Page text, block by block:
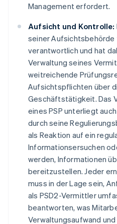
Management erfordert.
Aufsicht und Kontrolle:
seiner Aufsichtsbehörde
verantwortlich und hat
Verwaltung seines
weitreichende
Aufsichtspflichten über
Geschäftstätigkeit. Das
eines PSP unterliegt
durch seine
als Reaktion auf ein
Informationsersuchen
werden, Informationen
bereitzustellen. Jeder
muss in der Lage sein,
als PSD2-Vermittler
beantworten, was
Verwaltungsaufwand
Australien
Belgien
NederlandsFrançaisDeutsch
Brasilien
PortuguêsEnglish
Bulgarien
Dänemark
English
Deutschland